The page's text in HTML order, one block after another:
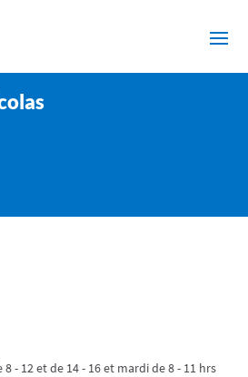
- 12 et de 14 - 16 et mardi de 8 - 11 hrs